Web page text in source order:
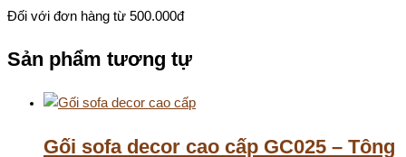
Đối với đơn hàng từ 500.000đ
Sản phẩm tương tự
Gối sofa decor cao cấp GC025 – Tông